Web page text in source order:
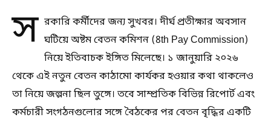
স রকারি কর্মীদের জন্য সুখবর। দীর্ঘ প্রতীক্ষার অবসান
ঘটিয়ে অষ্টম বেতন কমিশন (8th Pay Commission)
নিয়ে ইতিবাচক ইঙ্গিত মিলেছে। ১ জানুয়ারি ২০২৬
থেকে এই নতুন বেতন কাঠামো কার্যকর হওয়ার কথা থাকলেও
তা নিয়ে জল্পনা ছিল তুঙ্গে। তবে সাম্প্রতিক বিভিন্ন রিপোর্ট এবং
কর্মচারী সংগঠনগুলোর সঙ্গে বৈঠকের পর বেতন বৃদ্ধির একটি